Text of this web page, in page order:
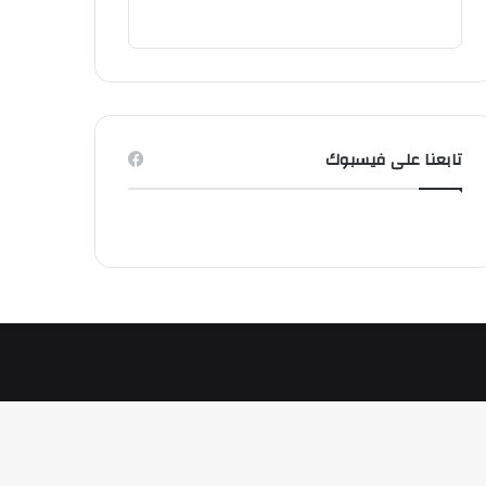
تابعنا على فيسبوك